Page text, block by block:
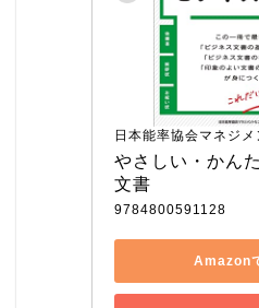
日本能率協会マネジ
やさしい・かん
文書
9784800591128
Amazon